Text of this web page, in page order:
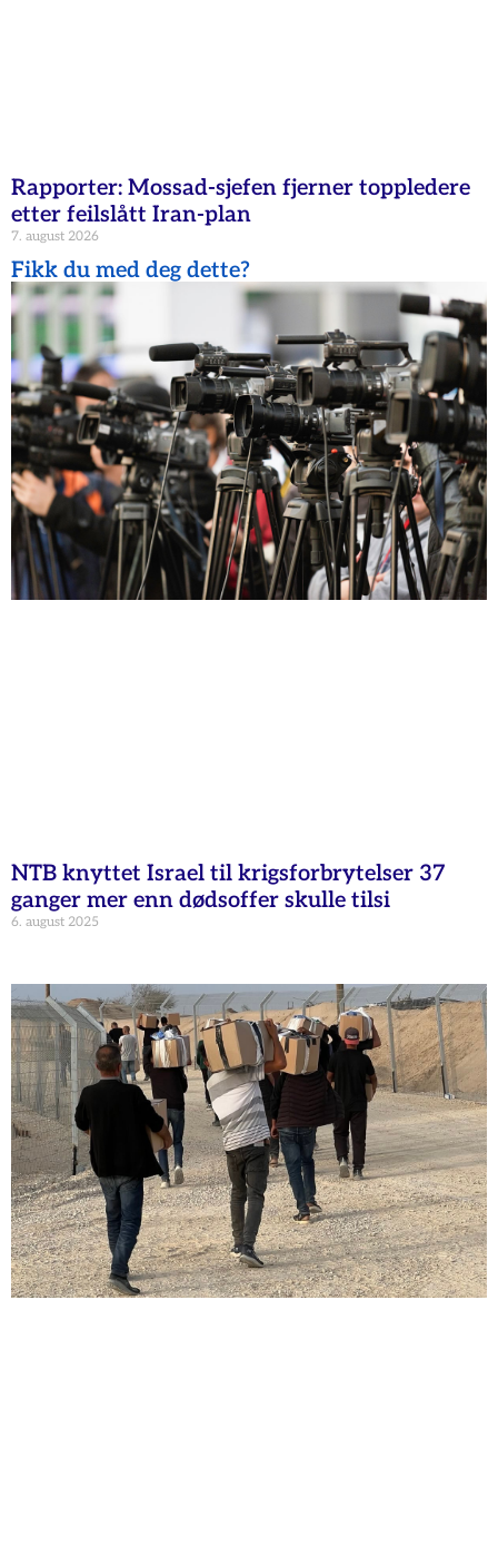
Rapporter: Mossad-sjefen fjerner toppledere
etter feilslått Iran-plan
7. august 2026
Fikk du med deg dette?
NTB knyttet Israel til krigsforbrytelser 37
ganger mer enn dødsoffer skulle tilsi
6. august 2025